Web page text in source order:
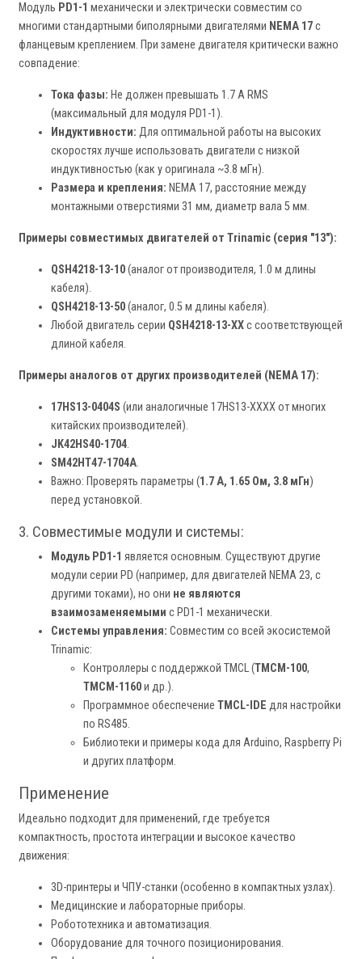
Модуль PD1-1 механически и электрически совместим со
многими стандартными биполярными двигателями NEMA 17с
фланцевым креплением. При замене двигателя критически важно
совпадение:
Тока фазы: Не должен превышать 1.7 А RMS
(максимальный для модуля PD1-1).
Индуктивности: Для оптимальной работы на высоких
скоростях лучше использовать двигатели с низкой
индуктивностью (как у оригинала ~3.8 мГн).
Размера и крепления: NEMA 17, расстояние между
монтажными отверстиями 31 мм, диаметр вала 5 мм.
Примеры совместимых двигателей от Trinamic (серия "13"):
QSH4218-13-10(аналог от производителя, 1.0 м длины
кабеля).
QSH4218-13-50(аналог, 0.5 м длины кабеля).
Любой двигатель серии QSH4218-13-XXс соответствующей
длиной кабеля.
Примеры аналогов от других производителей (NEMA 17):
17HS13-0404S (или аналогичные 17HS13-XXXX от многих
китайских производителей).
JK42HS40-1704.
SM42HT47-1704A.
Важно: Проверять параметры (1.7 А, 1.65 Ом, 3.8 мГн)
перед установкой.
3. Совместимые модули и системы:
Модуль PD1-1 является основным. Существуют другие
модули серии PD (например, для двигателей NEMA 23, с
другими токами), но они не являются
взаимозаменяемыми с PD1-1 механически.
Системы управления: Совместим со всей экосистемой
Trinamic:
Контроллеры с поддержкой TMCL (TMCM-100,
TMCM-1160и др.).
Программное обеспечение TMCL-IDE для настройки
по RS485.
Библиотеки и примеры кода для Arduino, Raspberry Pi
и других платформ.
Применение
Идеально подходит для применений, где требуется
компактность, простота интеграции и высокое качество
движения:
3D-принтеры и ЧПУ-станки (особенно в компактных узлах).
Медицинские и лабораторные приборы.
Робототехника и автоматизация.
Оборудование для точного позиционирования.